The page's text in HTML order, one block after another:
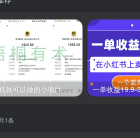
仅用手机就可以做的小项目，当天就能见钱，每天100-300
1条